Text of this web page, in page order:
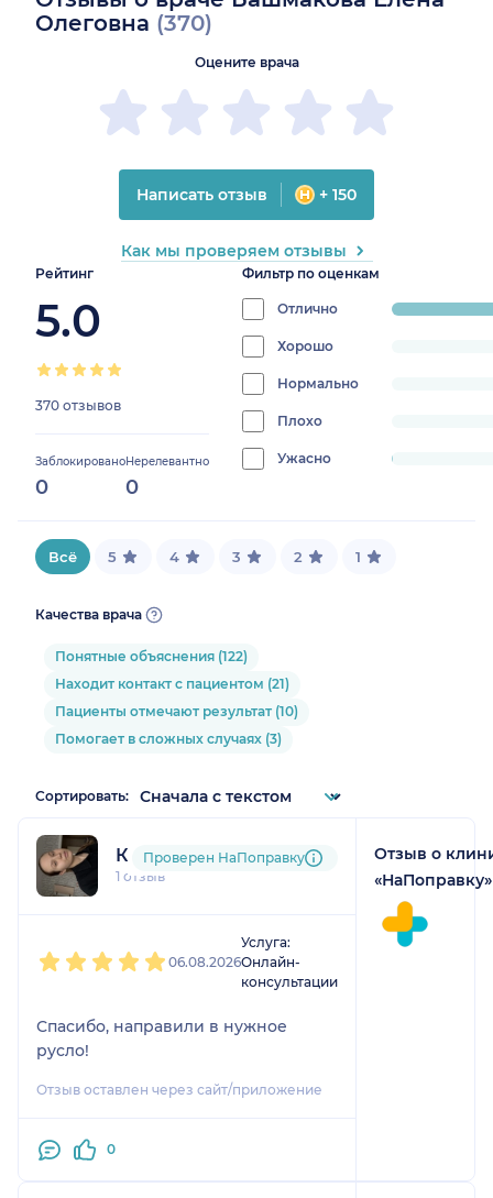
Олеговна (370)
Рейтинг
5.0
370 отзывов
Заблокировано
0
Нерелевантно
0
Фильтр по оценкам
Отлично
progress:
Хорошо
0%
Нормально
0%
Плохо
Ужасно
progress:
0.2695417789757413%
Оцените врача
Написать отзыв + 150
Как мы проверяем отзывы
Всё 5 4 3 2 1
Качества врача
Понятные объяснения (122)
Находит контакт с пациентом (21)
Пациенты отмечают результат (10)
Помогает в сложных случаях (3)
Сортировать:
Ксения
1 отзыв
Проверен НаПоправку
06.08.2026
Услуга:
Онлайн-
консультации
Спасибо, направили в нужное
русло!
Отзыв оставлен через сайт/приложение
0
Отзыв о
«НаПоправку»